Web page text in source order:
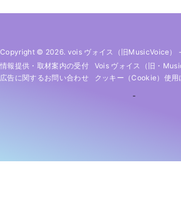
Copyright © 2026. vois ヴォイス（旧MusicVoice） -
情報提供・取材案内の受付
Vois ヴォイス（旧・
広告に関するお問い合わせ
クッキー（cookie）使用
-